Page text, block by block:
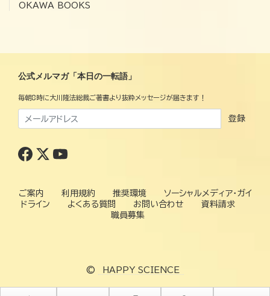
OKAWA BOOKS
公式メルマガ「本日の一転語」
毎朝8時に大川隆法総裁ご著書より抜粋メッセージが届きます！
登録
ご案内 利用規約 推奨環境
ソーシャルメディア・ガイ
ドライン
よくある質問 お問い合わせ
資料請求
職員募集
© HAPPY SCIENCE